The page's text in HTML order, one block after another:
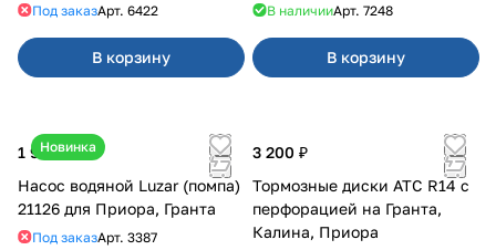
Под заказАрт. 6422
В корзину
В наличииАрт. 7248
В корзину
Новинка
1 990 ₽
Насос водяной Luzar (помпа)
21126 для Приора, Гранта
Под заказАрт. 3387
3 200 ₽
Тормозные диски АТС R14 с
перфорацией на Гранта,
Калина, Приора